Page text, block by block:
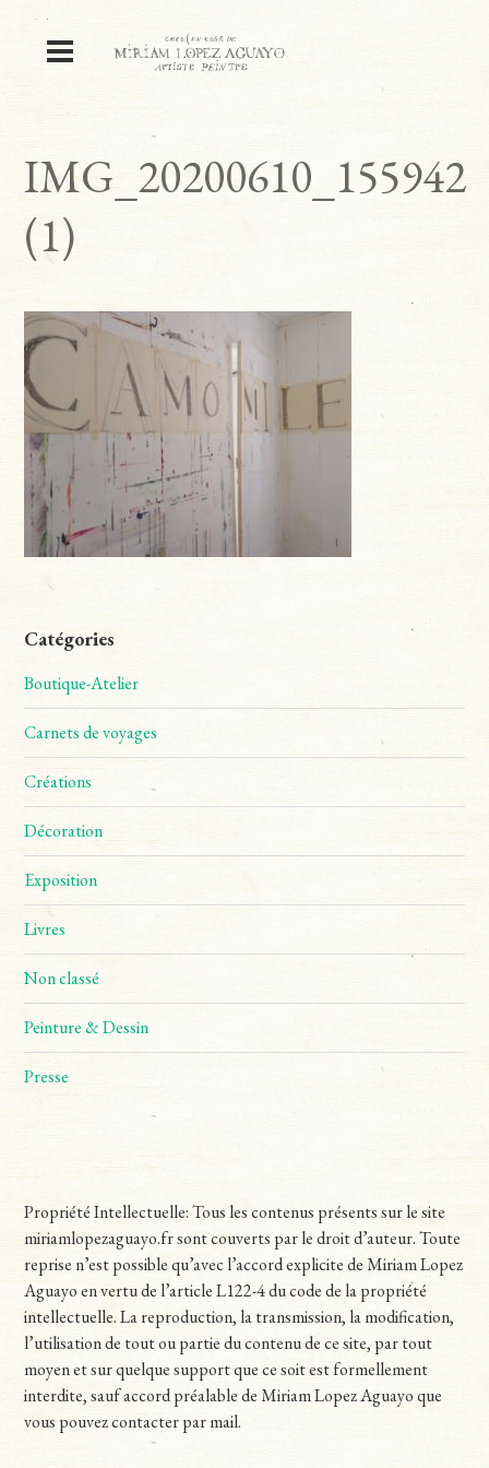
IMG_20200610_155942
(1)
Catégories
Boutique-Atelier
Carnets de voyages
Créations
Décoration
Exposition
Livres
Non classé
Peinture & Dessin
Presse
Propriété Intellectuelle: Tous les contenus présents sur le site
miriamlopezaguayo.fr sont couverts par le droit d’auteur. Toute
reprise n’est possible qu’avec l’accord explicite de Miriam Lopez
Aguayo en vertu de l’article L122-4 du code de la propriété
intellectuelle. La reproduction, la transmission, la modification,
l’utilisation de tout ou partie du contenu de ce site, par tout
moyen et sur quelque support que ce soit est formellement
interdite, sauf accord préalable de Miriam Lopez Aguayo que
vous pouvez contacter par mail.